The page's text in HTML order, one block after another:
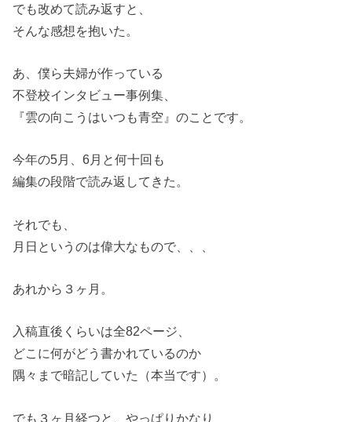
でも改めて読み返すと、
そんな感想を抱いた。
あ、僕ら夫婦が作っている
不登校インタビュー事例集、
『雲の向こうはいつも青空』のことです。
今年の5月、6月と何十回も
編集の段階で読み返してきた。
それでも、
月日というのは偉大なもので、、、
あれから３ヶ月。
入稿直後くらいは全82ページ、
どこに何がどう書かれているのか
隅々まで暗記していた（本当です）。
でも３ヶ月経つと、やっぱりかなり